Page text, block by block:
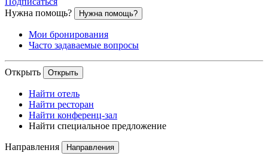
Нужна помощь?
Нужна помощь?
Мои бронирования
Часто задаваемые вопросы
Открыть Открыть
Найти отель
Найти ресторан
Найти конференц-зал
Найти специальное предложение
Направления Направления